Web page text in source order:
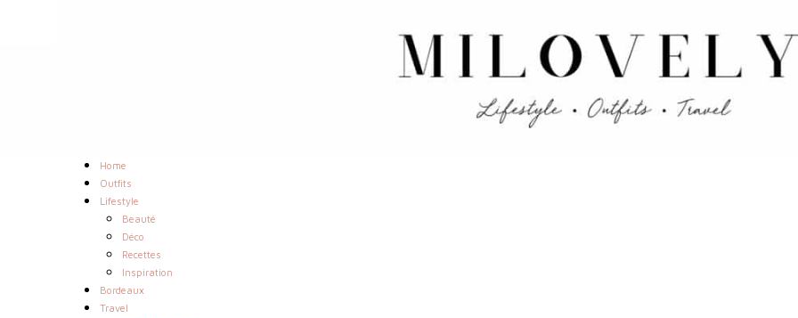
Home
Outfits
Lifestyle
Beauté
Déco
Recettes
Inspiration
Bordeaux
Travel